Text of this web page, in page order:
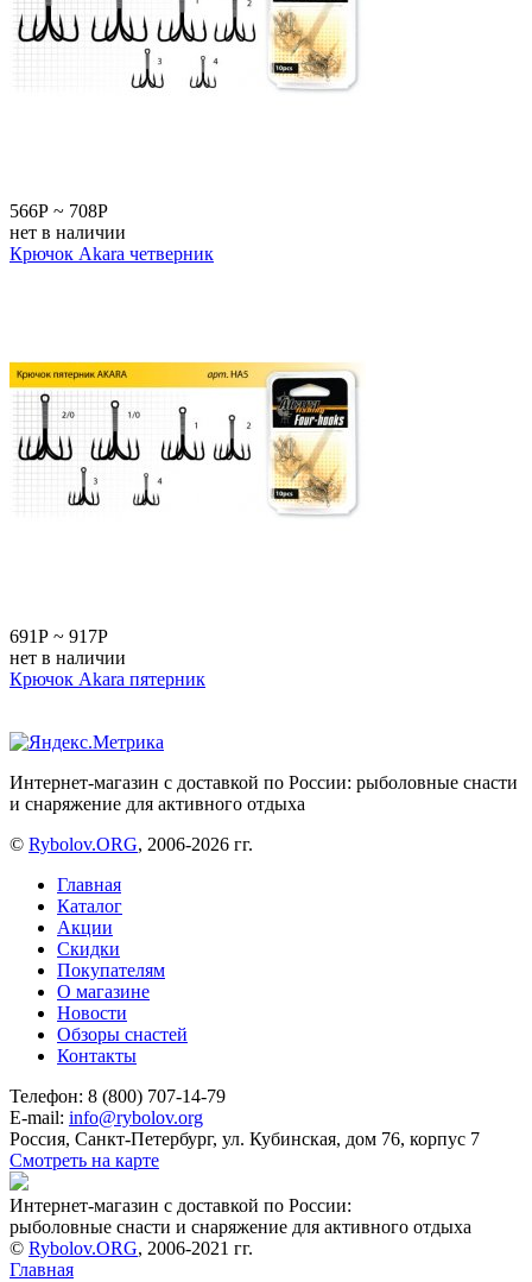
566Р ~ 708Р
нет в наличии
Крючок Akara четверник
691Р ~ 917Р
нет в наличии
Крючок Akara пятерник
Интернет-магазин с доставкой по России: рыболовные снасти
и снаряжение для активного отдыха
© Rybolov.ORG, 2006-2026 гг.
Главная
Каталог
Акции
Скидки
Покупателям
О магазине
Новости
Обзоры снастей
Контакты
Телефон: 8 (800) 707-14-79
E-mail: info@rybolov.org
Россия, Санкт-Петербург, ул. Кубинская, дом 76, корпус 7
Смотреть на карте
Интернет-магазин с доставкой по России:
рыболовные снасти и снаряжение для активного отдыха
© Rybolov.ORG, 2006-2021 гг.
Главная